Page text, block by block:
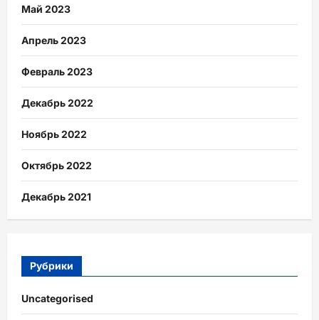
Май 2023
Апрель 2023
Февраль 2023
Декабрь 2022
Ноябрь 2022
Октябрь 2022
Декабрь 2021
Рубрики
Uncategorised